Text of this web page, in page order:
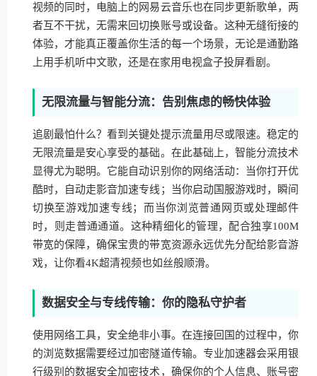
视频的同时，电脑上的网易云音乐也在同步更新歌单，两
者互不干扰，无需来回切换账号或设备。这种无缝衔接的
体验，才能真正覆盖你生活的每一个场景，无论是通勤路
上用手机听中文歌，还是在家用电视盒子投屏看剧。
无限流量与智能分流：告别焦虑的畅快体验
追剧最怕什么？看到关键处提示流量用尽或限速。稳定的
无限流量是安心享受的基础。在此基础上，智能分流技术
显得尤为聪明。它能自动识别你的网络活动：当你打开优
酷时，自动走影音加速专线；当你启动国服游戏时，瞬间
切换至游戏加速专线；而当你浏览普通网页或处理邮件
时，则走普通通道。这种精细化的管理，配合独享100M
带宽的保障，确保宝贵的带宽资源永远优先分配给影音游
戏，让你看4K超清视频也如丝般顺滑。
数据安全与专线传输：你的隐私守护者
使用网络工具，安全绝非小事。在连接回国的过程中，你
的浏览数据需要经过加密隧道传输。专业加速器会采用银
行级别的数据安全加密技术，确保你的个人信息、账号密